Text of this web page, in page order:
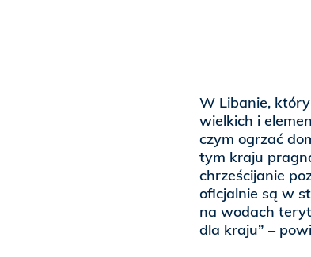
W Libanie,
wielkich i
czym ogrzać
tym kraju
chrześcijanie
oficjalnie są w
na wodach
dla kraju” –